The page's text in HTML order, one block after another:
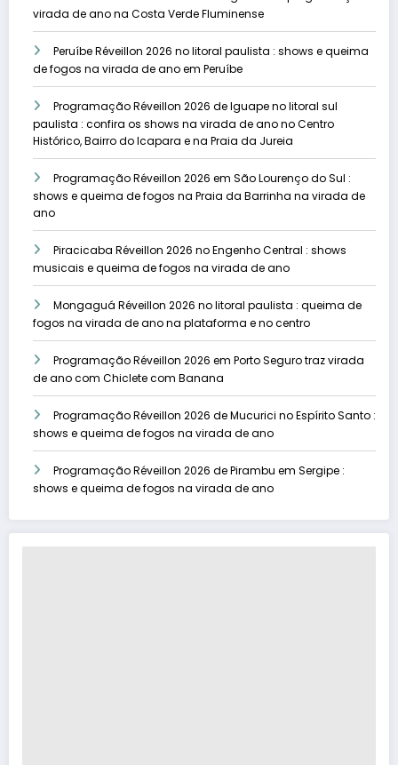
virada de ano na Costa Verde Fluminense
Peruíbe Réveillon 2026 no litoral paulista : shows e queima
de fogos na virada de ano em Peruíbe
Programação Réveillon 2026 de Iguape no litoral sul
paulista : confira os shows na virada de ano no Centro
Histórico, Bairro do Icapara e na Praia da Jureia
Programação Réveillon 2026 em São Lourenço do Sul :
shows e queima de fogos na Praia da Barrinha na virada de
ano
Piracicaba Réveillon 2026 no Engenho Central : shows
musicais e queima de fogos na virada de ano
Mongaguá Réveillon 2026 no litoral paulista : queima de
fogos na virada de ano na plataforma e no centro
Programação Réveillon 2026 em Porto Seguro traz virada
de ano com Chiclete com Banana
Programação Réveillon 2026 de Mucurici no Espírito Santo :
shows e queima de fogos na virada de ano
Programação Réveillon 2026 de Pirambu em Sergipe :
shows e queima de fogos na virada de ano